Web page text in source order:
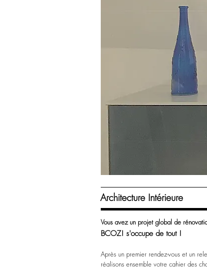
Architecture Intérieure
Vous avez un projet global de
BCOZ! s'occupe de tout !
Après un premier rendez-vous et un
réalisons ensemble votre cahier des